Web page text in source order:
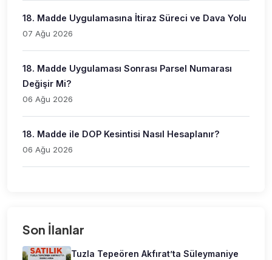
18. Madde Uygulamasına İtiraz Süreci ve Dava Yolu
07 Ağu 2026
18. Madde Uygulaması Sonrası Parsel Numarası
Değişir Mi?
06 Ağu 2026
18. Madde ile DOP Kesintisi Nasıl Hesaplanır?
06 Ağu 2026
Son İlanlar
Tuzla Tepeören Akfırat’ta Süleymaniye